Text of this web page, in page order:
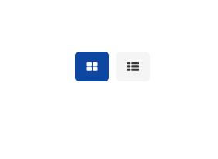
Mostrar resultados
Mostrar